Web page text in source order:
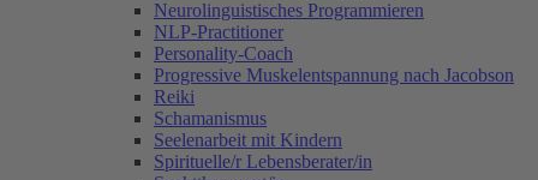
Neurolinguistisches Programmieren
NLP-Practitioner
Personality-Coach
Progressive Muskelentspannung nach Jacobson
Reiki
Schamanismus
Seelenarbeit mit Kindern
Spirituelle/r Lebensberater/in